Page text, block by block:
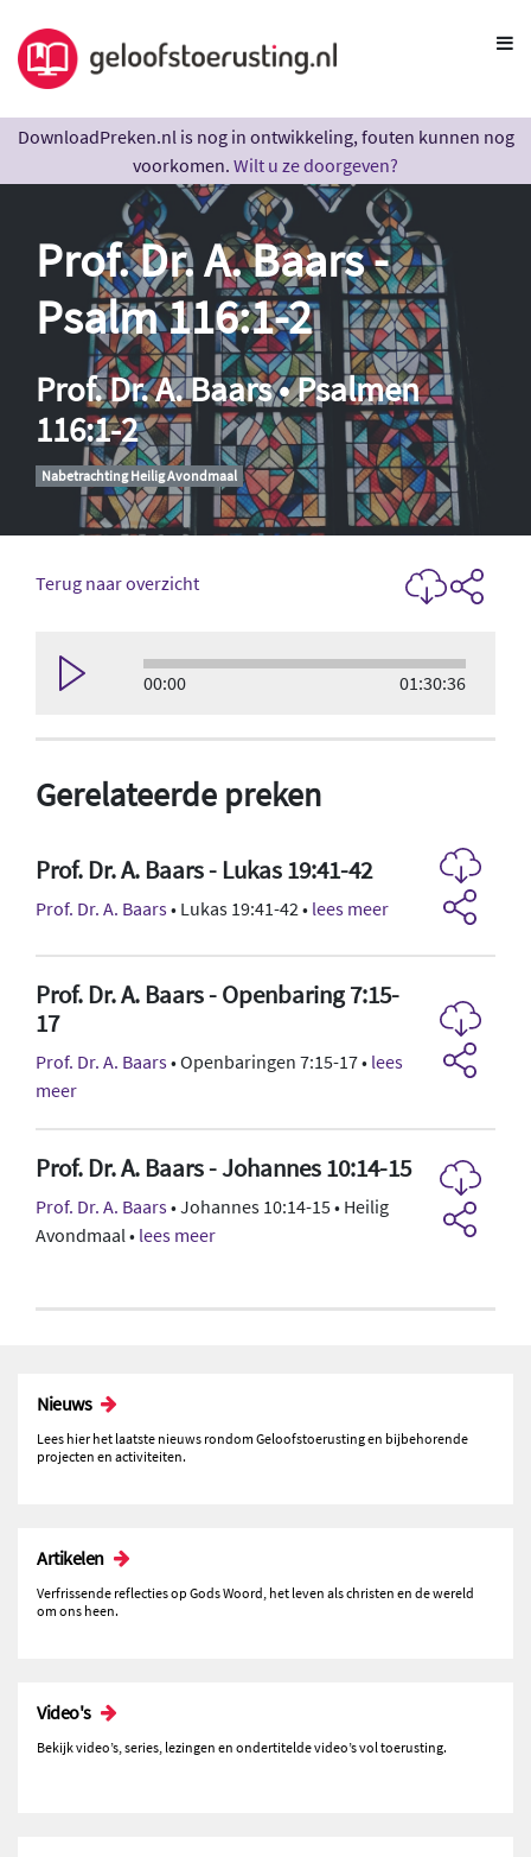
DownloadPreken.nl is nog in ontwikkeling, fouten kunnen nog
voorkomen. Wilt u ze doorgeven?
Prof. Dr. A. Baars -
Psalm 116:1-2
Prof. Dr. A. Baars • Psalmen
116:1-2
Nabetrachting Heilig Avondmaal
Terug naar overzicht
00:00 01:30:36
Gerelateerde preken
Prof. Dr. A. Baars - Lukas 19:41-42
Prof. Dr. A. Baars• Lukas 19:41-42 • lees meer
Prof. Dr. A. Baars - Openbaring 7:15-
17
Prof. Dr. A. Baars• Openbaringen 7:15-17 • lees
meer
Prof. Dr. A. Baars - Johannes 10:14-15
Prof. Dr. A. Baars• Johannes 10:14-15 • Heilig
Avondmaal • lees meer
Nieuws
Lees hier het laatste nieuws rondom Geloofstoerusting en bijbehorende
projecten en activiteiten.
Artikelen
Verfrissende reflecties op Gods Woord, het leven als christen en de wereld
om ons heen.
Video's
Bekijk video’s, series, lezingen en ondertitelde video’s vol toerusting.